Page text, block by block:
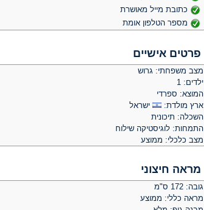
כתובת מייל מאושרת
מספר הטלפון אומת
פרטים אישיים
מצב משפחתי: גרוש
ילדים: 1
המוצא: ספרדי
ארץ מולדת:
ישראל
השכלה: תיכונית
התמחות: לוגיסטיקה שילוח
מצב כלכלי: ממוצע
מראה חיצוני
גובה: 172 ס"מ
מראה כללי: ממוצע